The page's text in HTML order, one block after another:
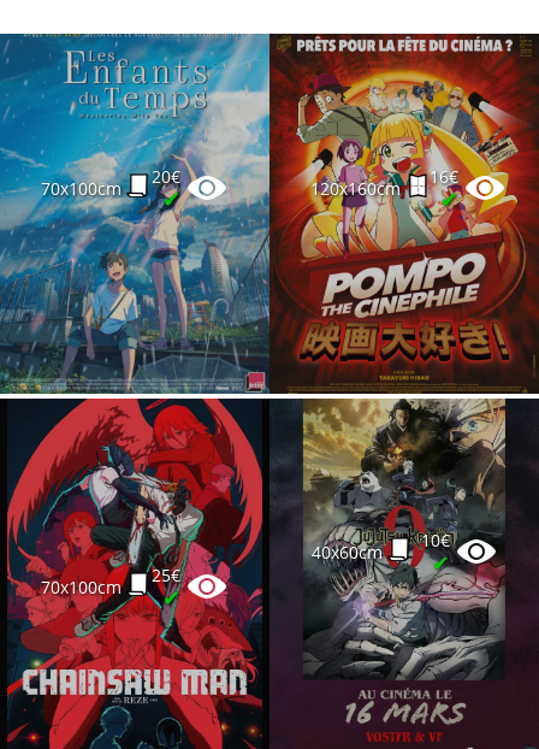
70x100cm
20€
✔ 120x160cm
16€
✔
70x100cm
25€
✔
40x60cm
10€
✔